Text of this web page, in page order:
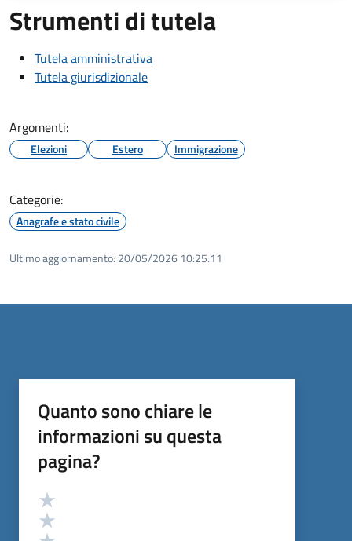
Strumenti di tutela
Tutela amministrativa
Tutela giurisdizionale
Argomenti:
Elezioni Estero Immigrazione
Categorie:
Anagrafe e stato civile
Ultimo aggiornamento: 20/05/2026 10:25.11
Quanto sono chiare le
informazioni su questa
pagina?
Valutazione